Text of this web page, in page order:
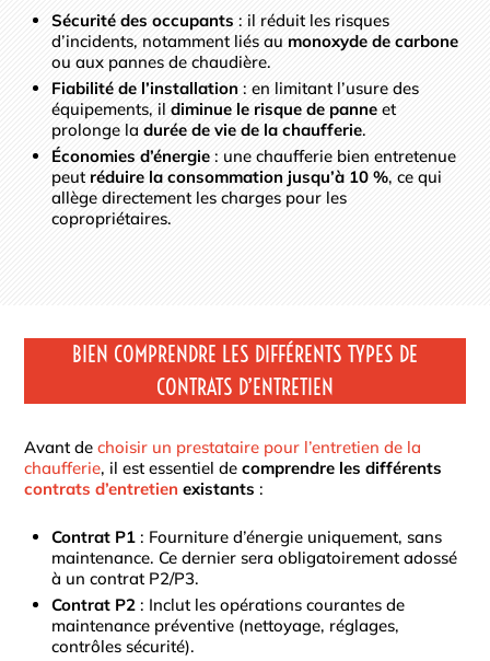
Sécurité des occupants : il réduit les risques
d’incidents, notamment liés au monoxyde de carbone
ou aux pannes de chaudière.
Fiabilité de l’installation : en limitant l’usure des
équipements, ildiminue le risque de panne et
prolonge ladurée de vie de la chaufferie.
Économies d’énergie : une chaufferie bien entretenue
peutréduire la consommation jusqu’à 10 %, ce qui
allège directement les charges pour les
copropriétaires.
BIEN COMPRENDRE LES DIFFÉRENTS TYPES DE
CONTRATS D’ENTRETIEN
Avant dechoisir un prestataire pour l’entretien de la
chaufferie, il est essentiel decomprendre les différents
contrats d’entretien existants :
Contrat P1 : Fourniture d’énergie uniquement, sans
maintenance. Ce dernier sera obligatoirement adossé
à un contrat P2/P3.
Contrat P2 : Inclut les opérations courantes de
maintenance préventive (nettoyage, réglages,
contrôles sécurité).